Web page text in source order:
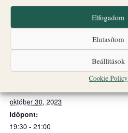
Elfogadom
Elutasítom
Beállítások
Cookie Policy
Hozzáadom a naptáramhoz
október 30, 2023
Időpont:
19:30 - 21:00